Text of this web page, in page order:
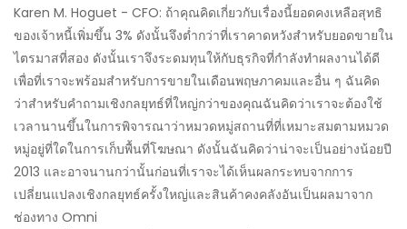
Karen M. Hoguet - CFO: ถ้าคุณคิดเกี่ยวกับเรื่องนี้ยอดคงเหลือสุทธิ
ของเจ้าหนี้เพิ่มขึ้น 3% ดังนั้นจึงต่ำกว่าที่เราคาดหวังสำหรับยอดขายใน
ไตรมาสที่สอง ดังนั้นเราจึงระดมทุนให้กับธุรกิจที่กำลังทำผลงานได้ดี
เพื่อที่เราจะพร้อมสำหรับการขายในเดือนพฤษภาคมและอื่น ๆ ฉันคิด
ว่าสำหรับคำถามเชิงกลยุทธ์ที่ใหญ่กว่าของคุณฉันคิดว่าเราจะต้องใช้
เวลานานขึ้นในการพิจารณาว่าหมวดหมู่สถานที่ที่เหมาะสมตามหมวด
หมู่อยู่ที่ใดในการเก็บพื้นที่โฆษณา ดังนั้นฉันคิดว่าน่าจะเป็นอย่างน้อยปี
2013 และอาจนานกว่านั้นก่อนที่เราจะได้เห็นผลกระทบจากการ
เปลี่ยนแปลงเชิงกลยุทธ์ครั้งใหญ่และสินค้าคงคลังอันเป็นผลมาจาก
ช่องทาง Omni